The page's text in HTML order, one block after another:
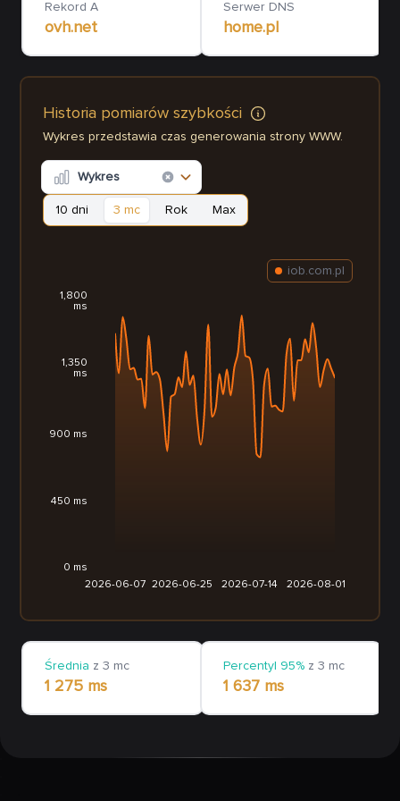
Rekord A
ovh.net
Serwer DNS
home.pl
Historia pomiarów szybkości
Wykres przedstawia czas generowania strony WWW.
Wykres
10 dni 3 mc Rok Max
2026-06-07 2026-06-25 2026-07-14 2026-08-01
0 ms
450 ms
900 ms
1,350
ms
1,800
ms
iob.com.pl
Średnia z 3 mc
1 275 ms
Percentyl 95% z 3 mc
1 637 ms